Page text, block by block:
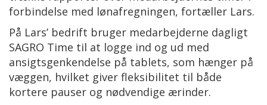
forbindelse med lønafregningen, fortæller Lars.
På Lars’ bedrift bruger medarbejderne dagligt
SAGRO Time til at logge ind og ud med
ansigtsgenkendelse på tablets, som hænger på
væggen, hvilket giver fleksibilitet til både
kortere pauser og nødvendige ærinder.